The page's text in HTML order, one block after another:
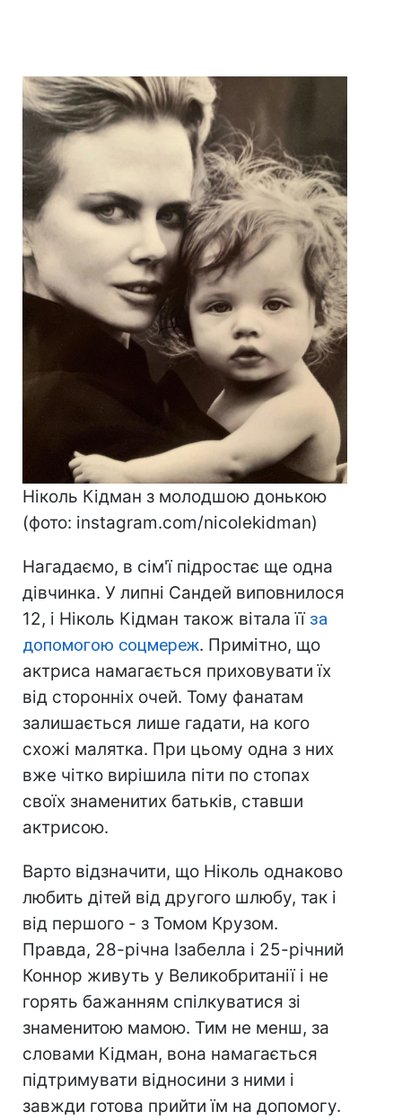
Ніколь Кідман з молодшою донькою
(фото: instagram.com/nicolekidman)
Нагадаємо, в сім'ї підростає ще одна
дівчинка. У липні Сандей виповнилося
12, і Ніколь Кідман також вітала її за
допомогою соцмереж. Примітно, що
актриса намагається приховувати їх
від сторонніх очей. Тому фанатам
залишається лише гадати, на кого
схожі малятка. При цьому одна з них
вже чітко вирішила піти по стопах
своїх знаменитих батьків, ставши
актрисою.
Варто відзначити, що Ніколь однаково
любить дітей від другого шлюбу, так і
від першого - з Томом Крузом.
Правда, 28-річна Ізабелла і 25-річний
Коннор живуть у Великобританії і не
горять бажанням спілкуватися зі
знаменитою мамою. Тим не менш, за
словами Кідман, вона намагається
підтримувати відносини з ними і
завжди готова прийти їм на допомогу.